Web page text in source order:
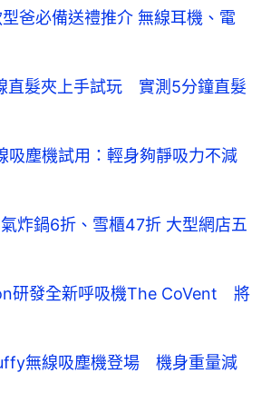
爸必備送禮推介 無線耳機、電
直髮夾上手試玩 實測5分鐘直髮
吸塵機試用：輕身夠靜吸力不減
炸鍋6折、雪櫃47折 大型網店五
研發全新呼吸機The CoVent 將
無線吸塵機登場 機身重量減